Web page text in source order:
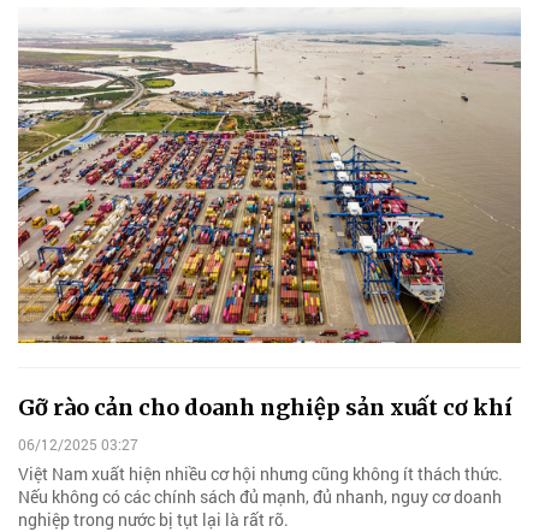
Gỡ rào cản cho doanh nghiệp sản xuất cơ khí
06/12/2025 03:27
Việt Nam xuất hiện nhiều cơ hội nhưng cũng không ít thách thức.
Nếu không có các chính sách đủ mạnh, đủ nhanh, nguy cơ doanh
nghiệp trong nước bị tụt lại là rất rõ.